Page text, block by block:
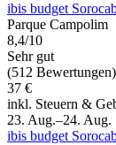
ibis budget
Parque Campolim
8,4/10
Sehr gut
(512 Bewertungen)
37 €
inkl. Steuern &
23. Aug.–24. Aug.
ibis budget